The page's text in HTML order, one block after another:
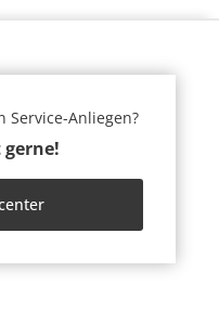
Service-Anliegen?